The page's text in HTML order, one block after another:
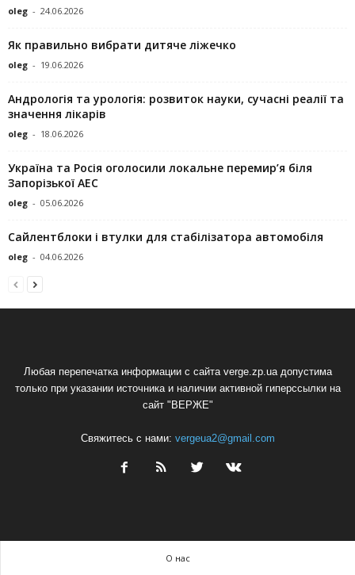
oleg - 24.06.2026
Як правильно вибрати дитяче ліжечко
oleg - 19.06.2026
Андрологія та урологія: розвиток науки, сучасні реалії та
значення лікарів
oleg - 18.06.2026
Україна та Росія оголосили локальне перемир’я біля
Запорізької АЕС
oleg - 05.06.2026
Сайлентблоки і втулки для стабілізатора автомобіля
oleg - 04.06.2026
Любая перепечатка информации с сайта verge.zp.ua допустима
только при указании источника и наличии активной гиперссылки на
сайт "ВЕРЖЕ"
Свяжитесь с нами: vergeua2@gmail.com
О нас